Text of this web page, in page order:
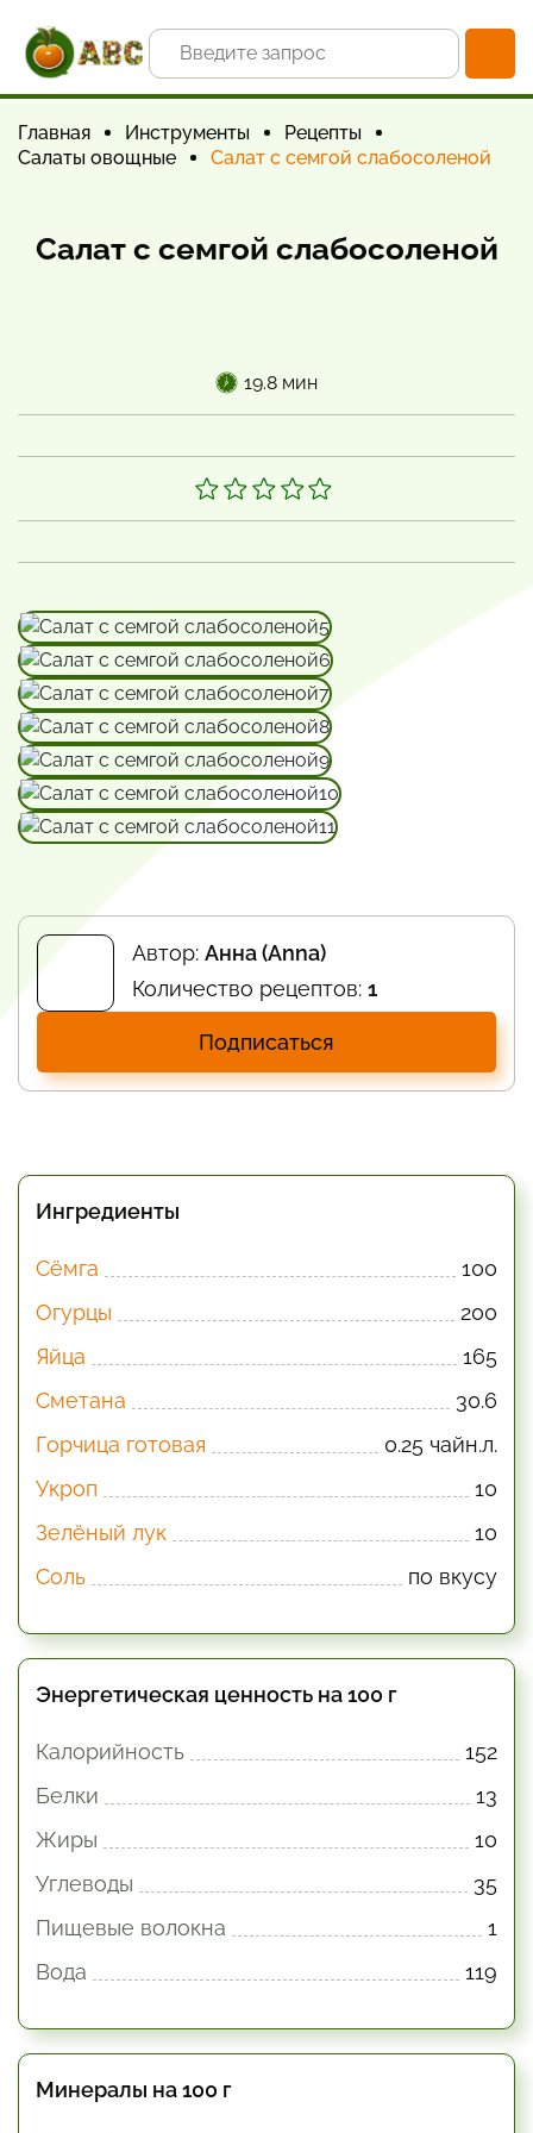
Главная Инструменты
Рецепты
Салаты овощные
Салат с семгой слабосоленой
Салат с семгой слабосоленой
19.8 мин
Автор: Анна (Anna)
Количество рецептов: 1
Подписаться
Ингредиенты
Сёмга
100
Огурцы
200
Яйца
165
Сметана
30.6
Горчица готовая
0.25 чайн.л.
Укроп
10
Зелёный лук
10
Соль
по вкусу
Энергетическая ценность на 100 г
Калорийность
152
Белки
13
Жиры
10
Углеводы
35
Пищевые волокна
1
Вода
119
Минералы на 100 г